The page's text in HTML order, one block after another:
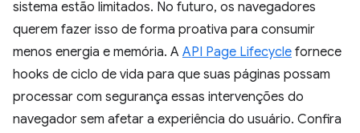
sistema estão limitados. No futuro, os navegadores
querem fazer isso de forma proativa para consumir
menos energia e memória. A API Page Lifecycle fornece
hooks de ciclo de vida para que suas páginas possam
processar com segurança essas intervenções do
navegador sem afetar a experiência do usuário. Confira